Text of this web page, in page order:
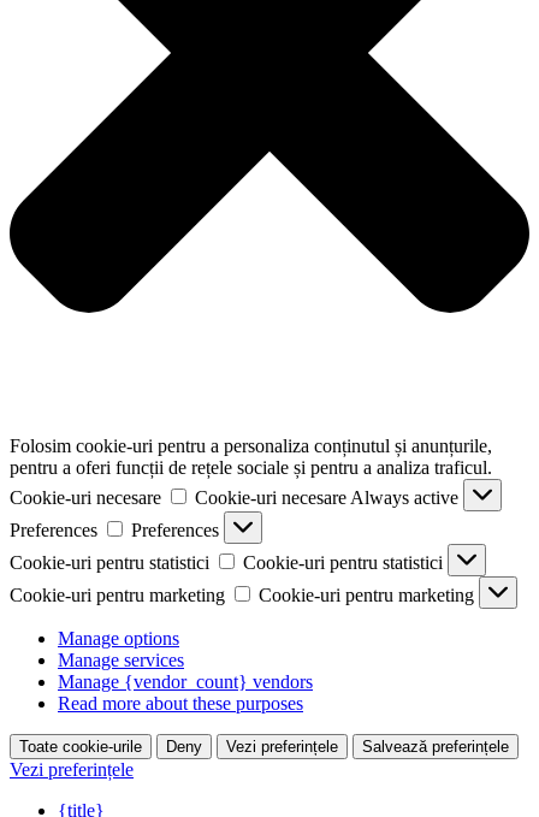
Folosim cookie-uri pentru a personaliza conținutul și anunțurile,
pentru a oferi funcții de rețele sociale și pentru a analiza traficul.
Cookie-uri necesare
Cookie-uri necesare Always active
Preferences
Preferences
Cookie-uri pentru statistici
Cookie-uri pentru statistici
Cookie-uri pentru marketing
Cookie-uri pentru marketing
Manage options
Manage services
Manage {vendor_count} vendors
Read more about these purposes
Toate cookie-urile Deny Vezi preferințele Salvează preferințele
Vezi preferințele
{title}